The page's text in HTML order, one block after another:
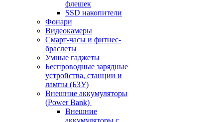
флешек
SSD накопители
Фонари
Видеокамеры
Смарт-часы и фитнес-
браслеты
Умные гаджеты
Беспроводные зарядные
устройства, станции и
лампы (БЗУ)
Внешние аккумуляторы
(Power Bank)
Внешние
аккумуляторы с